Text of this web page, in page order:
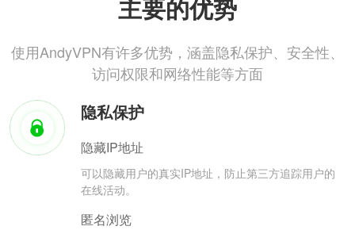
主要的优势
使用AndyVPN有许多优势，涵盖隐私保护、安全性、
访问权限和网络性能等方面
隐私保护
隐藏IP地址
可以隐藏用户的真实IP地址，防止第三方追踪用户的
在线活动。
匿名浏览